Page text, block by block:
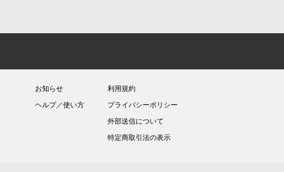
お知らせ
ヘルプ／使い方
利用規約
プライバシーポリシー
外部送信について
特定商取引法の表示